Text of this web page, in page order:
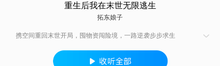
重生后我在末世无限逃生
拓东娘子
携空间重回末世开局，囤物资闯险境，一路逆袭步步求生